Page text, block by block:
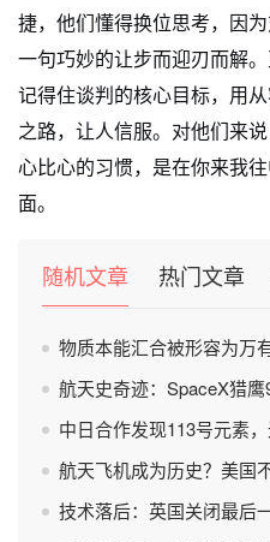
捷，他们懂得换位思考，因
一句巧妙的让步而迎刃而解
记得住谈判的核心目标，用
之路，让人信服。对他们来
心比心的习惯，是在你来我
面。
随机文章 热门文章
物质本能汇合被形容为万有引
航天史奇迹：SpaceX猎
中日合作发现113号元素
航天飞机成为历史？美国
技术落后：英国关闭最后